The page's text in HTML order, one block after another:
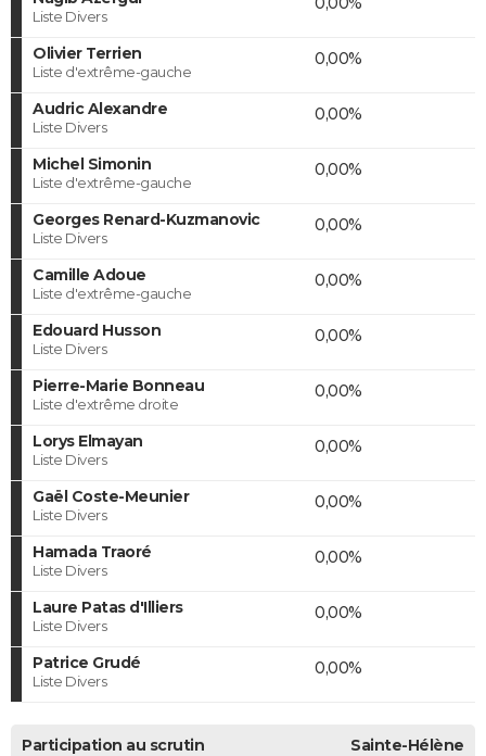
Liste Divers
Olivier Terrien
Liste d'extrême-gauche
0,00%
Audric Alexandre
Liste Divers
0,00%
Michel Simonin
Liste d'extrême-gauche
0,00%
Georges Renard-Kuzmanovic
Liste Divers
0,00%
Camille Adoue
Liste d'extrême-gauche
0,00%
Edouard Husson
Liste Divers
0,00%
Pierre-Marie Bonneau
Liste d'extrême droite
0,00%
Lorys Elmayan
Liste Divers
0,00%
Gaël Coste-Meunier
Liste Divers
0,00%
Hamada Traoré
Liste Divers
0,00%
Laure Patas d'Illiers
Liste Divers
0,00%
Patrice Grudé
Liste Divers
0,00%
Participation au scrutin Sainte-Hélène